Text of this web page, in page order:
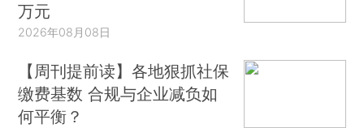
万元
2026年08月08日
【周刊提前读】各地狠抓社保
缴费基数 合规与企业减负如
何平衡？